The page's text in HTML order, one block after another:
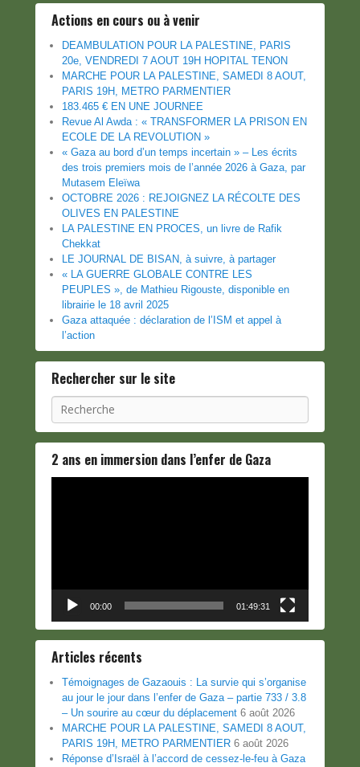
Actions en cours ou à venir
DEAMBULATION POUR LA PALESTINE, PARIS
20e, VENDREDI 7 AOUT 19H HOPITAL TENON
MARCHE POUR LA PALESTINE, SAMEDI 8 AOUT,
PARIS 19H, METRO PARMENTIER
183.465 € EN UNE JOURNEE
Revue Al Awda : « TRANSFORMER LA PRISON EN
ECOLE DE LA REVOLUTION »
« Gaza au bord d’un temps incertain » – Les écrits
des trois premiers mois de l’année 2026 à Gaza, par
Mutasem Eleïwa
OCTOBRE 2026 : REJOIGNEZ LA RÉCOLTE DES
OLIVES EN PALESTINE
LA PALESTINE EN PROCES, un livre de Rafik
Chekkat
LE JOURNAL DE BISAN, à suivre, à partager
« LA GUERRE GLOBALE CONTRE LES
PEUPLES », de Mathieu Rigouste, disponible en
librairie le 18 avril 2025
Gaza attaquée : déclaration de l’ISM et appel à
l’action
Rechercher sur le site
Recherche
2 ans en immersion dans l’enfer de Gaza
00:00 01:49:31
Articles récents
Témoignages de Gazaouis : La survie qui s’organise
au jour le jour dans l’enfer de Gaza – partie 733 / 3.8
– Un sourire au cœur du déplacement 6 août 2026
MARCHE POUR LA PALESTINE, SAMEDI 8 AOUT,
PARIS 19H, METRO PARMENTIER 6 août 2026
Réponse d’Israël à l’accord de cessez-le-feu à Gaza